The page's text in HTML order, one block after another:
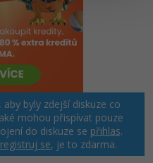
byly zdejší diskuze co
mohou přispívat pouze
do diskuze se přihlas.
se, je to zdarma.